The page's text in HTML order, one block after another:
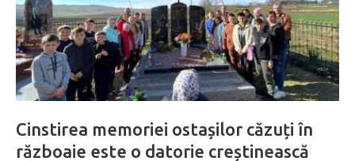
Cinstirea memoriei ostașilor căzuți în
războaie este o datorie creștinească